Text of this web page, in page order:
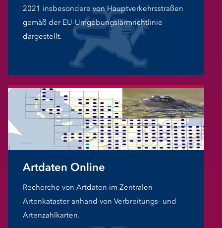
2021 insbesondere von Hauptverkehrsstraßen
gemäß der EU-Umgebungslärmrichtlinie
dargestellt.
Artdaten Online
Recherche von Artdaten im Zentralen
Artenkataster anhand von Verbreitungs- und
Artenzahlkarten.